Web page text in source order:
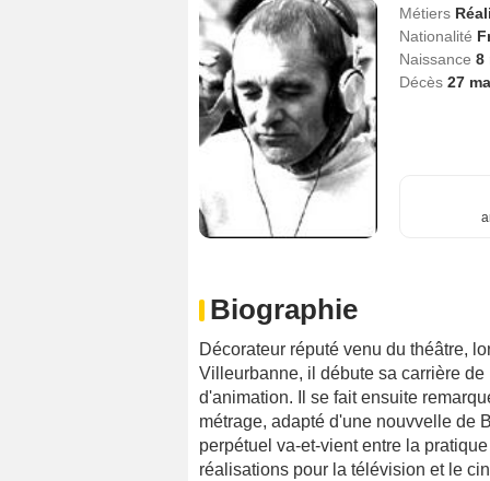
Métiers
Nationalité
Naissance 8
Décès 27
Biographie
Décorateur réputé venu du théâtre,
Villeurbanne, il débute sa carrière
d'animation. Il se fait ensuite
métrage, adapté d'une nouvvelle de
perpétuel va-et-vient entre la
réalisations pour la télévision et le